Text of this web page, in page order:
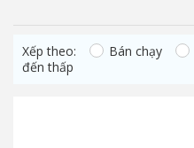
Xếp theo:
Bán chạy
đến thấp